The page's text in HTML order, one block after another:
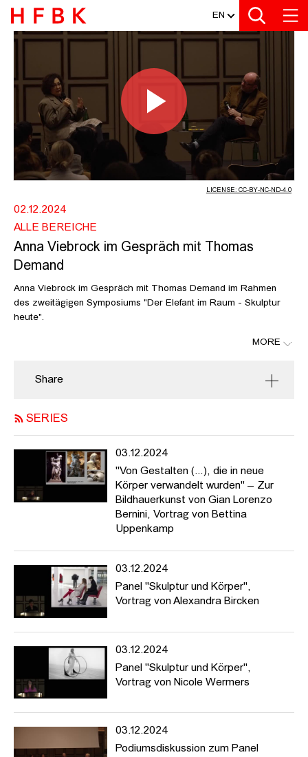
Zur Metanavigation
Zur Hauptnavigation
Zur Suche
Zum Inhalt
Zum Seitenfuss EN
ANNA VIEBROCK IM GESPRÄCH
Play
Video
LICENSE: CC-BY-NC-ND-4.0
02.12.2024
ALLE BEREICHE
Anna Viebrock im Gespräch mit Thomas
Demand
Anna Viebrock im Gespräch mit Thomas Demand im Rahmen
des zweitägigen Symposiums "Der Elefant im Raum - Skulptur
heute".
aktuellen Fragen und Entwicklungen im Bereich der Bildhauerei.
Theoretiker*innen diskutieren gemeinsam, in welcher Weise
MORE
Share
SERIES
03.12.2024
"Von Gestalten (...), die in neue
Körper verwandelt wurden" – Zur
Bildhauerkunst von Gian Lorenzo
Bernini, Vortrag von Bettina
Uppenkamp
03.12.2024
Panel "Skulptur und Körper",
Vortrag von Alexandra Bircken
03.12.2024
Panel "Skulptur und Körper",
Vortrag von Nicole Wermers
03.12.2024
Podiumsdiskussion zum Panel